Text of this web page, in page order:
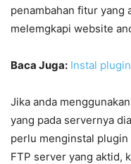
penambahan fitur yang
melemgkapi website
Baca Juga: Instal
Jika anda
yang pada servernya
perlu menginstal
FTP server yang aktid,